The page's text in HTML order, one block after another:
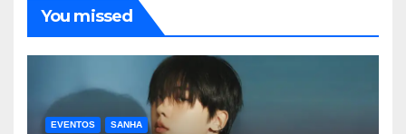
You missed
EVENTOS SANHA